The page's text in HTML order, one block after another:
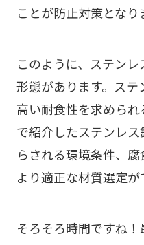
ことが防止対策となり
このように、ステン
形態があります。ステ
高い耐食性を求められ
で紹介したステンレ
らされる環境条件、腐
より適正な材質選定が
そろそろ時間ですね